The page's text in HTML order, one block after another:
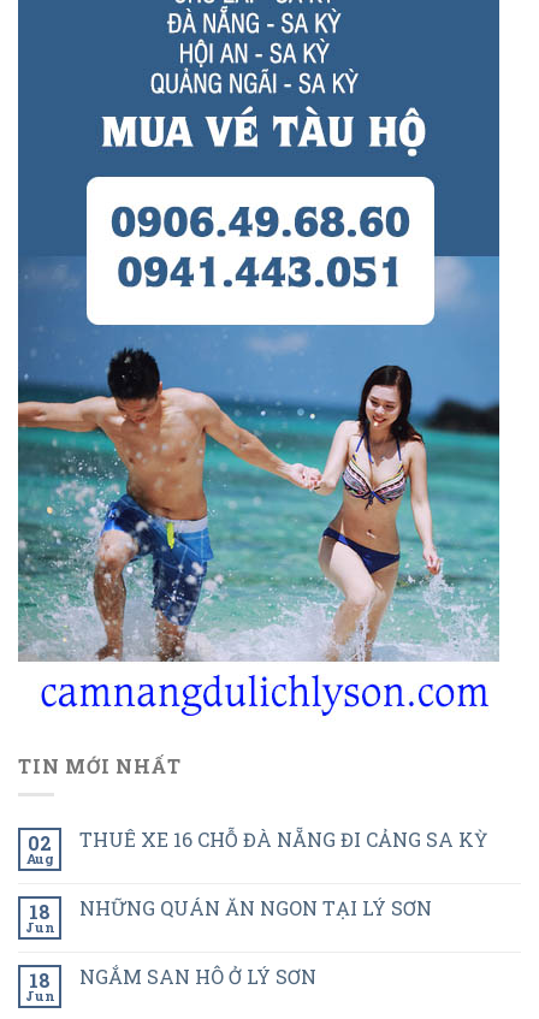
TIN MỚI NHẤT
02
Aug
THUÊ XE 16 CHỖ ĐÀ NẴNG ĐI CẢNG SA KỲ
18
Jun
NHỮNG QUÁN ĂN NGON TẠI LÝ SƠN
18
Jun
NGẮM SAN HÔ Ở LÝ SƠN